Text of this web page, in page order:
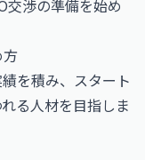
交渉の準備を始め
を積み、スタート
る人材を目指しま